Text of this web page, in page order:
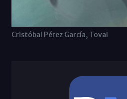
Cristóbal Pérez García, Toval